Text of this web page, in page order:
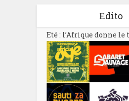
Edito
Eté : l’Afrique donne le